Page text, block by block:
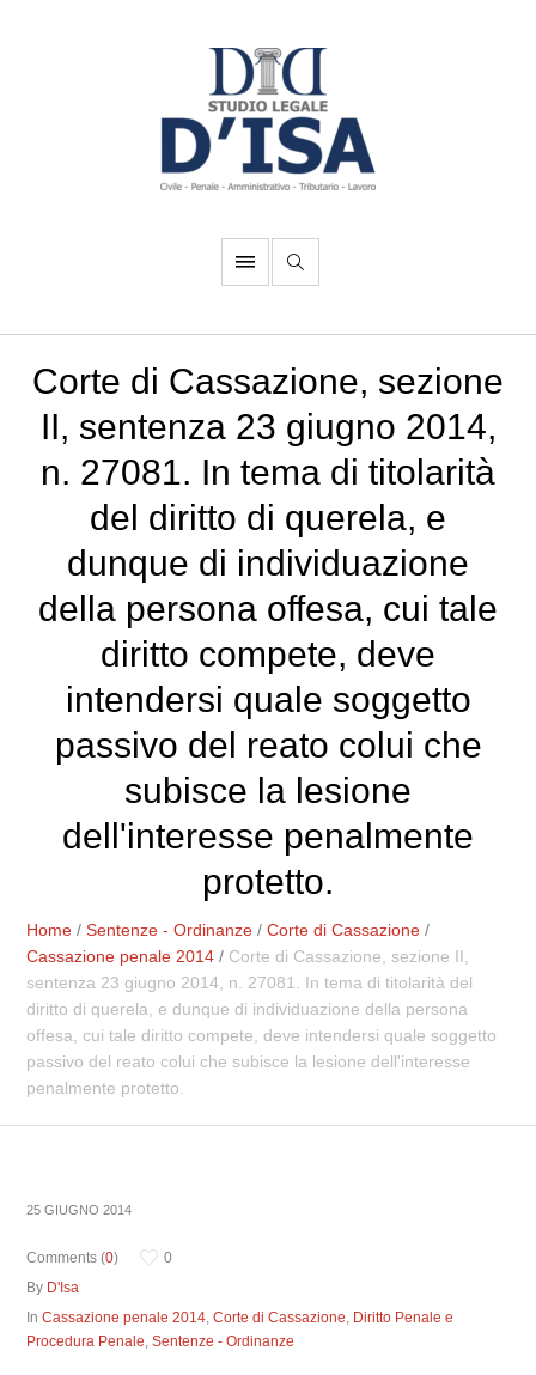
Corte di Cassazione, sezione
II, sentenza 23 giugno 2014,
n. 27081. In tema di titolarità
del diritto di querela, e
dunque di individuazione
della persona offesa, cui tale
diritto compete, deve
intendersi quale soggetto
passivo del reato colui che
subisce la lesione
dell'interesse penalmente
protetto.
Home /Sentenze - Ordinanze /Corte di Cassazione /
Cassazione penale 2014 / Corte di Cassazione, sezione II,
sentenza 23 giugno 2014, n. 27081. In tema di titolarità del
diritto di querela, e dunque di individuazione della persona
offesa, cui tale diritto compete, deve intendersi quale soggetto
passivo del reato colui che subisce la lesione dell'interesse
penalmente protetto.
25 GIUGNO 2014
Comments (0)
0
By D'Isa
InCassazione penale 2014,Corte di Cassazione, Diritto Penale e
Procedura Penale,Sentenze - Ordinanze